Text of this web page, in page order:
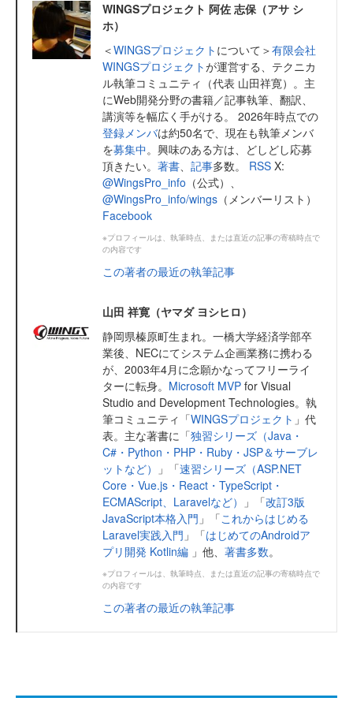
WINGSプロジェクト 阿佐 志保（アサ シ
ホ）
＜WINGSプロジェクト について＞有限会社
WINGSプロジェクトが運営する、テクニカ
ル執筆コミュニティ（代表 山田祥寛）。主
にWeb開発分野の書籍／記事執筆、翻訳、
講演等を幅広く手がける。 2026年時点での
登録メンバは約50名で、現在も執筆メンバ
を募集中。興味のある方は、どしどし応募
頂きたい。 著書、 記事多数。 RSS X:
@WingsPro_info （公式）、
@WingsPro_info/wings （メンバーリスト）
Facebook
※プロフィールは、執筆時点、または直近の記事の寄稿時点で
の内容です
この著者の最近の執筆記事
山田 祥寛（ヤマダ ヨシヒロ）
静岡県榛原町生まれ。一橋大学経済学部卒
業後、NECにてシステム企画業務に携わる
が、2003年4月に念願かなってフリーライ
ターに転身。 Microsoft MVP for Visual
Studio and Development Technologies。執
筆コミュニティ「WINGSプロジェクト 」代
表。主な著書に「独習シリーズ（Java・
C#・Python・PHP・Ruby・JSP＆サーブレ
ットなど）
」「速習シリーズ（ASP.NET
Core・Vue.js・React・TypeScript・
ECMAScript、Laravelなど）
」「改訂3版
JavaScript本格入門 」「これからはじめる
Laravel実践入門 」「はじめてのAndroidア
プリ開発 Kotlin編 」他、 著書多数。
※プロフィールは、執筆時点、または直近の記事の寄稿時点で
の内容です
この著者の最近の執筆記事